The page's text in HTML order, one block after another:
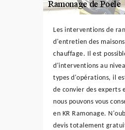
Les interventions de
d'entretien des
chauffage. Il est
d'interventions au
types d'opérations, il
de convier des experts
nous pouvons vous
en KR Ramonage.
devis totalement